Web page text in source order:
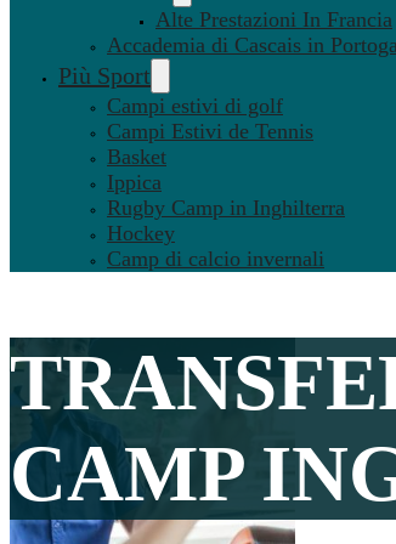
Alte Prestazioni In Francia
Accademia di Cascais in
Più Sport
Campi estivi di golf
Campi Estivi de Tennis
Basket
Ippica
Rugby Camp in Inghilterra
Hockey
Camp di calcio invernali
CAMP